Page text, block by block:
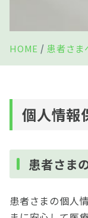
HOME 患者さま
個人情報
患者さま
患者さまの個人